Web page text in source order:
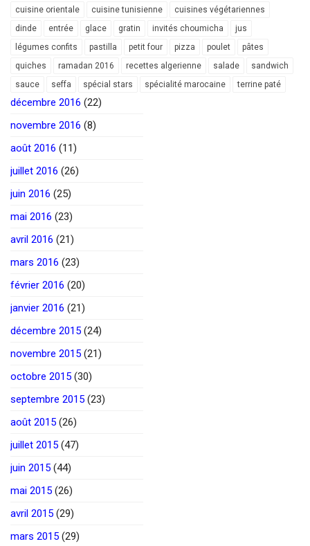
cuisine orientale cuisine tunisienne
cuisines végétariennes
dinde
entrée glace gratin invités choumicha
jus
légumes confits
pastilla petit four pizza poulet
pâtes
quiches
ramadan 2016 recettes algerienne salade
sandwich
sauce
seffa spécial stars spécialité marocaine terrine paté
décembre 2016 (22)
novembre 2016 (8)
août 2016 (11)
juillet 2016 (26)
juin 2016 (25)
mai 2016 (23)
avril 2016 (21)
mars 2016 (23)
février 2016 (20)
janvier 2016 (21)
décembre 2015 (24)
novembre 2015 (21)
octobre 2015 (30)
septembre 2015 (23)
août 2015 (26)
juillet 2015 (47)
juin 2015 (44)
mai 2015 (26)
avril 2015 (29)
mars 2015 (29)